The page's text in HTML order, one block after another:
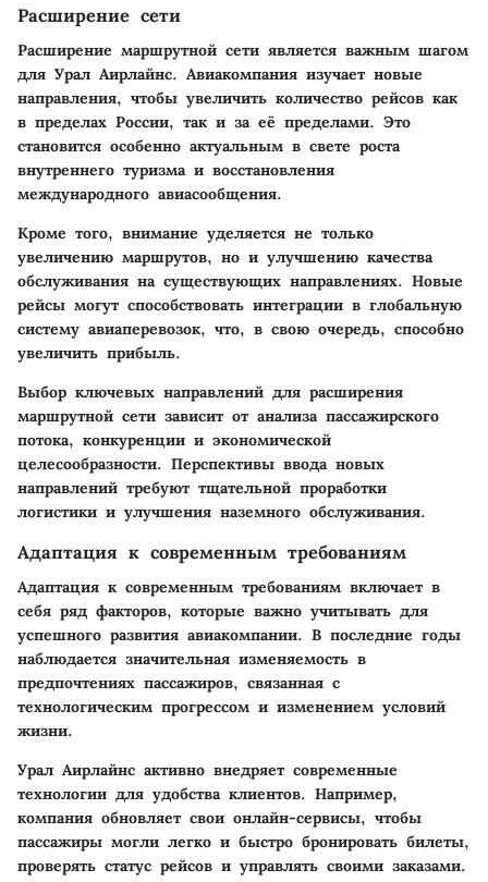
Расширение сети
Расширение маршрутной сети является важным шагом
для Урал Аирлайнс. Авиакомпания изучает новые
направления, чтобы увеличить количество рейсов как
в пределах России, так и за её пределами. Это
становится особенно актуальным в свете роста
внутреннего туризма и восстановления
международного авиасообщения.
Кроме того, внимание уделяется не только
увеличению маршрутов, но и улучшению качества
обслуживания на существующих направлениях. Новые
рейсы могут способствовать интеграции в глобальную
систему авиаперевозок, что, в свою очередь, способно
увеличить прибыль.
Выбор ключевых направлений для расширения
маршрутной сети зависит от анализа пассажирского
потока, конкуренции и экономической
целесообразности. Перспективы ввода новых
направлений требуют тщательной проработки
логистики и улучшения наземного обслуживания.
Адаптация к современным требованиям
Адаптация к современным требованиям включает в
себя ряд факторов, которые важно учитывать для
успешного развития авиакомпании. В последние годы
наблюдается значительная изменяемость в
предпочтениях пассажиров, связанная с
технологическим прогрессом и изменением условий
жизни.
Урал Аирлайнс активно внедряет современные
технологии для удобства клиентов. Например,
компания обновляет свои онлайн-сервисы, чтобы
пассажиры могли легко и быстро бронировать билеты,
проверять статус рейсов и управлять своими заказами.